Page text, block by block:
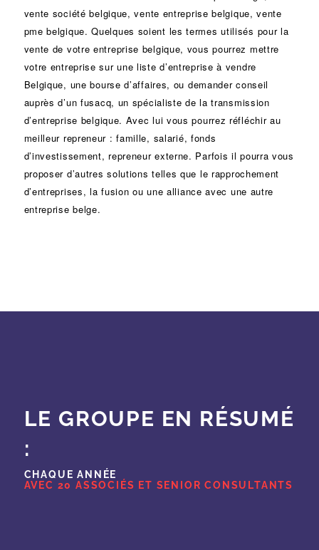
vente société belgique, vente entreprise belgique, vente
pme belgique. Quelques soient les termes utilisés pour la
vente de votre entreprise belgique, vous pourrez mettre
votre entreprise sur une liste d’entreprise à vendre
Belgique, unebourse d’affaires, ou demander conseil
auprès d’un fusacq, un spécialiste de latransmission
d’entreprise belgique. Avec lui vous pourrez réfléchir au
meilleur repreneur :famille, salarié, fonds
d’investissement, repreneur externe. Parfois il pourra vous
proposer d’autres solutions telles que le rapprochement
d’entreprises, lafusion ou unealliance avec une autre
entreprise belge.
LE GROUPE EN RÉSUMÉ
:
CHAQUE ANNÉE
AVEC 20 ASSOCIÉS ET SENIOR CONSULTANTS